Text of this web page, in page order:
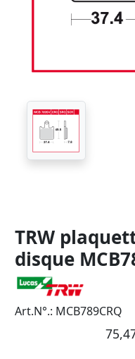
TRW
disque
Art.N°.: MCB789CRQ